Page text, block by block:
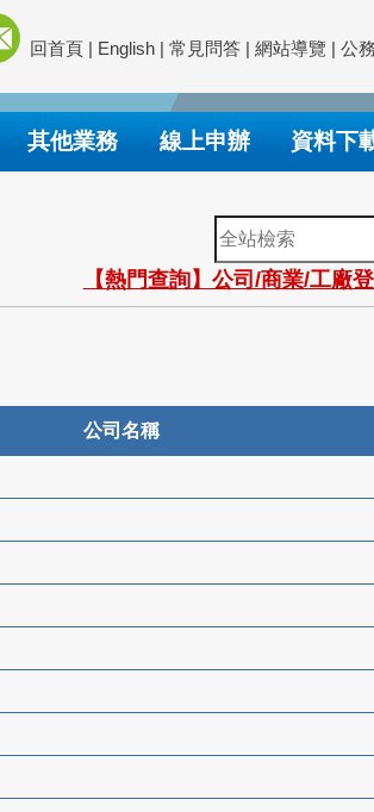
回首頁 | English | 常見問答 | 網站導覽 | 公
其他業務 線上申辦 資料下
全
站
檢
索
【熱門查詢】公司/商業/工廠
公司名稱